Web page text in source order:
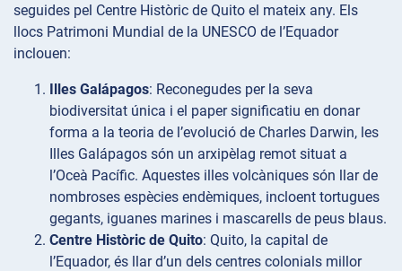
seguides pel Centre Històric de Quito el mateix any. Els
llocs Patrimoni Mundial de la UNESCO de l’Equador
inclouen:
Illes Galápagos: Reconegudes per la seva
biodiversitat única i el paper significatiu en donar
forma a la teoria de l’evolució de Charles Darwin, les
Illes Galápagos són un arxipèlag remot situat a
l’Oceà Pacífic. Aquestes illes volcàniques són llar de
nombroses espècies endèmiques, incloent tortugues
gegants, iguanes marines i mascarells de peus blaus.
Centre Històric de Quito: Quito, la capital de
l’Equador, és llar d’un dels centres colonials millor